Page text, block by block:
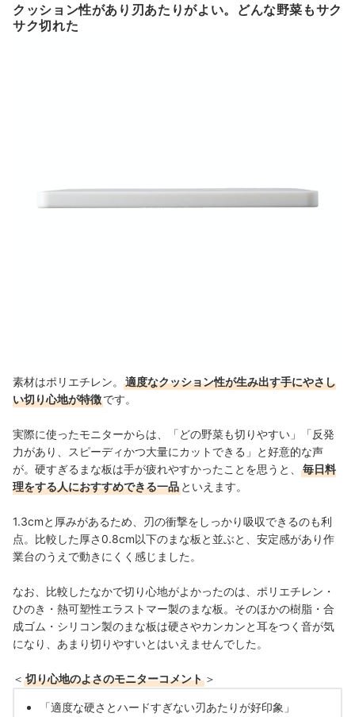
クッション性があり刃あたりがよい。どんな野菜もサク
サク切れた
素材はポリエチレン。
適度なクッション性が生み出す手にやさし
い切り心地が特徴です。
実際に使ったモニターからは、「どの野菜も切りやすい」「反発
力があり、スピーディかつ大量にカットできる」と好意的な声
が。 硬すぎるまな板は手が疲れやすかったことを思うと、
毎日料
理をする人におすすめできる一品 といえます。
1.3cmと厚みがあるため、刃の衝撃をしっかり吸収できるのも利
点。比較した厚さ0.8cm以下のまな板と並ぶと、安定感があり作
業台のうえで動きにくく感じました。
なお、比較したなかで切り心地がよかったのは、ポリエチレン・
ひのき・熱可塑性エラストマー製のまな板。そのほかの樹脂・合
成ゴム・シリコン製のまな板は硬さやカンカンと耳をつく音が気
になり、あまり切りやすいとはいえませんでした。
＜ 切り心地のよさのモニターコメント ＞
「適度な硬さとハードすぎない刃あたりが好印象」